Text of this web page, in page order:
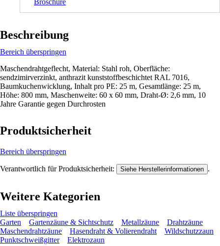
Broschüre
Beschreibung
Bereich überspringen
Maschendrahtgeflecht, Material: Stahl roh, Oberfläche:
sendzimirverzinkt, anthrazit kunststoffbeschichtet RAL 7016,
Baumkuchenwicklung, Inhalt pro PE: 25 m, Gesamtlänge: 25 m,
Höhe: 800 mm, Maschenweite: 60 x 60 mm, Draht-Ø: 2,6 mm, 10
Jahre Garantie gegen Durchrosten
Produktsicherheit
Bereich überspringen
Verantwortlich für Produktsicherheit: Siehe Herstellerinformationen .
Weitere Kategorien
Liste überspringen
Garten
Gartenzäune & Sichtschutz Metallzäune
Drahtzäune
Maschendrahtzäune
Hasendraht & Volierendraht
Wildschutzzaun
Punktschweißgitter
Elektrozaun